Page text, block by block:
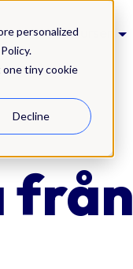
personalized
tiny cookie
Decline
Resurser
från